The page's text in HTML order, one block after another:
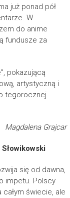
już ponad pół
W
do anime
fundusze za
pokazującą
artystyczną i
tegorocznej
Magdalena Grajcar
się od dawna,
impetu. Polscy
świecie, ale